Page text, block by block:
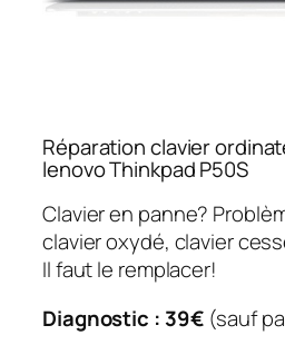
Réparation clavier
lenovo Thinkpad P50S
Clavier en panne?
clavier oxydé, clavier
Il faut le remplacer!
Diagnostic : 39€ (sauf